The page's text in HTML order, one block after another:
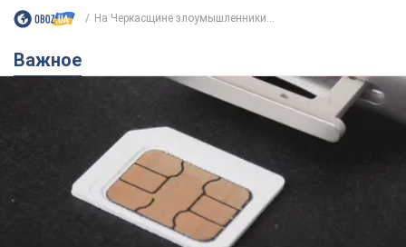
На Черкасщине злоумышленники...
Важное